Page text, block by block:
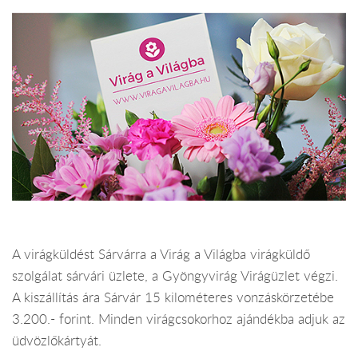
A virágküldést Sárvárra a Virág a Világba virágküldő
szolgálat sárvári üzlete, a Gyöngyvirág Virágüzlet végzi.
A kiszállítás ára Sárvár 15 kilométeres vonzáskörzetébe
3.200.- forint. Minden virágcsokorhoz ajándékba adjuk az
üdvözlőkártyát.